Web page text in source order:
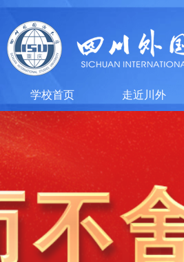
学校首页 走近川外